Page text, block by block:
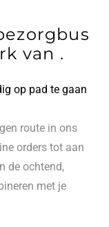
van .
op pad te gaan
route in ons
orders tot aan
de ochtend,
met je